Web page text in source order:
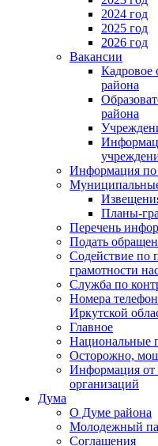
2024 год
2025 год
2026 год
Вакансии
Кадровое
района
района
Информация
Планы-
Перечень
Подать
Содействие по
грамотности
Служба по
Номера
Иркутской
Главное
Национальные
Осторожно,
Информация от
организаций
Дума
О Думе района
Молодежный
Соглашения